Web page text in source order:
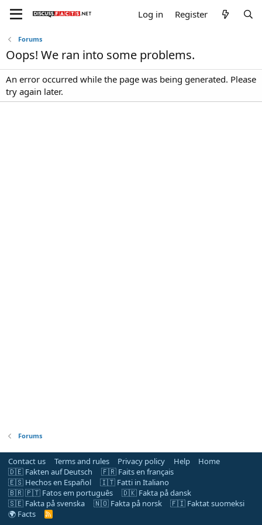
Log in Register
Forums
Oops! We ran into some problems.
An error occurred while the page was being generated. Please
try again later.
Forums
Contact us Terms and rules Privacy policy Help
Home
🇩🇪 Fakten auf Deutsch
🇫🇷 Faits en français
🇪🇸 Hechos en Español
🇮🇹 Fatti in Italiano
🇧🇷 🇵🇹 Fatos em português
🇩🇰 Fakta på dansk
🇸🇪 Fakta på svenska
🇳🇴 Fakta på norsk
🇫🇮 Faktat suomeksi
🌍 Facts
R